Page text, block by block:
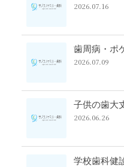
2026.07.16
歯周病・ポ
2026.07.09
子供の歯大
2026.06.26
学校歯科